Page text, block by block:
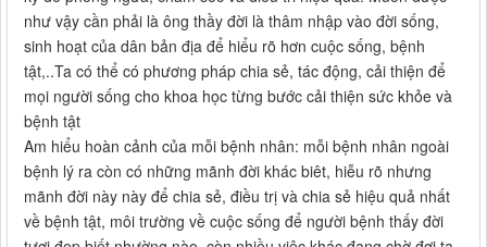
như vậy cần phải là ông thầy đời là thâm nhập vào đời sống,
sinh hoạt của dân bản địa để hiểu rõ hơn cuộc sống, bệnh
tật,..Ta có thể có phương pháp chia sẻ, tác động, cải thiện để
mọi người sống cho khoa học từng bước cải thiện sức khỏe và
bệnh tật
Am hiểu hoàn cảnh của mỗi bệnh nhân: mỗi bệnh nhân ngoài
bệnh lý ra còn có những mãnh đời khác biêt, hiễu rõ nhưng
mãnh đời này này để chia sẻ, điều trị và chia sẻ hiệu quả nhất
về bệnh tật, môi trường về cuộc sống để người bệnh thấy đời